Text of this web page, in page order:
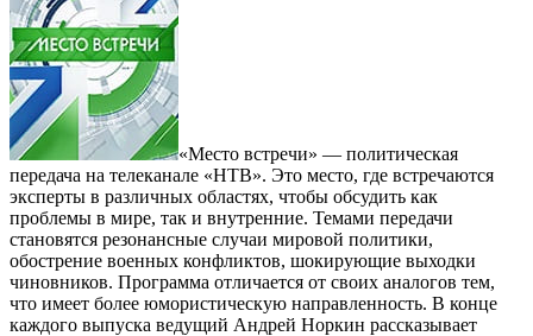
«Место встречи» — политическая
передача на телеканале «НТВ». Это место, где встречаются
эксперты в различных областях, чтобы обсудить как
проблемы в мире, так и внутренние. Темами передачи
становятся резонансные случаи мировой политики,
обострение военных конфликтов, шокирующие выходки
чиновников. Программа отличается от своих аналогов тем,
что имеет более юмористическую направленность. В конце
каждого выпуска ведущий Андрей Норкин рассказывает